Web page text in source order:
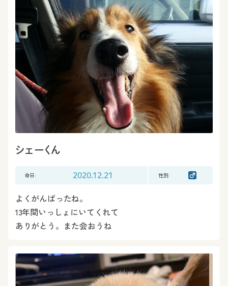
シェーくん
命日: 2020.12.21 性別:
よくがんばったね。
13年間いっしょにいてくれて
ありがとう。また会おうね